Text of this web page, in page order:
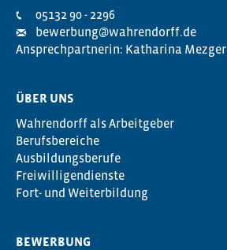
05132 90 - 2296
bewerbung@wahrendorff.de
Ansprechpartnerin: Katharina Mezger
ÜBER UNS
Wahrendorff als Arbeitgeber
Berufsbereiche
Ausbildungsberufe
Freiwilligendienste
Fort- und Weiterbildung
BEWERBUNG